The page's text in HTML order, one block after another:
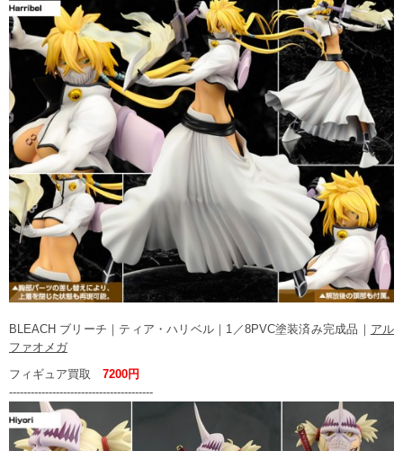
BLEACH ブリーチ｜ティア・ハリベル｜1／8PVC塗装済み完成品｜ アル
ファオメガ
フィギュア買取 7200円
----------------------------------------